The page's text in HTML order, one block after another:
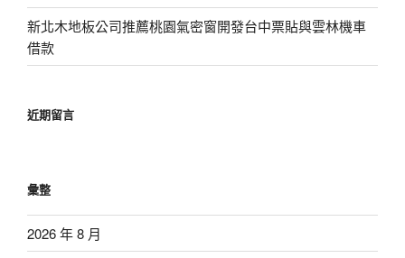
新北木地板公司推薦桃園氣密窗開發台中票貼與雲林機車
借款
近期留言
彙整
2026 年 8 月